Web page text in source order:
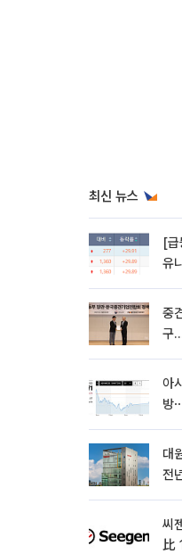
최신 뉴스
[급
유
중
구
아
방
대
전
씨
比